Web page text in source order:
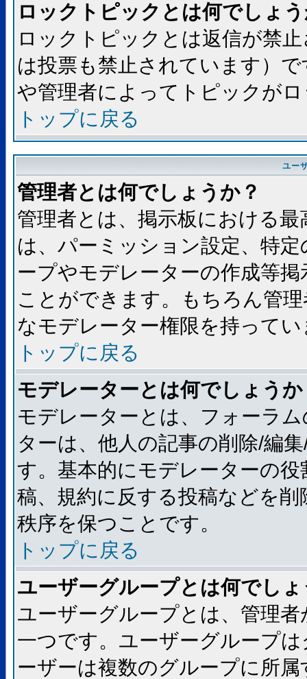
ロックトピックとは何でしょ
ロックトピックとは返信が禁
は投票も禁止されています）
や管理者によってトピックが
トップに戻る
ユー
管理者とは何でしょうか？
管理者とは、掲示板における
は、パーミッション設定、特
ープやモデレーターの作成等
ことができます。もちろん管
なモデレーター権限を持ってい
トップに戻る
モデレーターとは何でしょうか
モデレーターとは、フォーラ
ターは、他人の記事の削除/編
す。基本的にモデレーターの
稿、規約に反する投稿などを
秩序を保つことです。
トップに戻る
ユーザーグループとは何でし
ユーザーグループとは、管理
一つです。ユーザーグループ
ーザーは複数のグループに所